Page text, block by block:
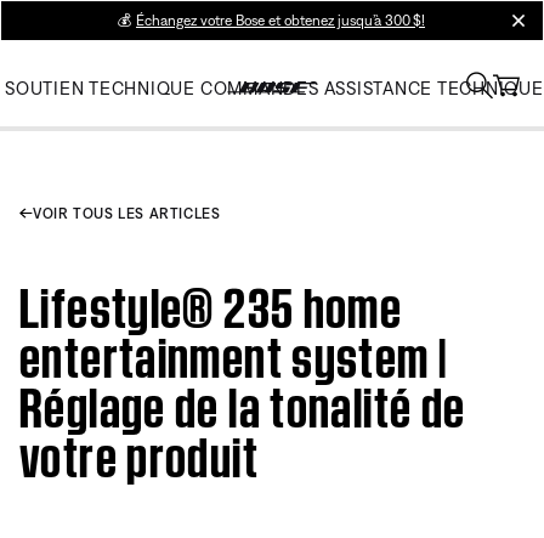
💰 Échangez votre Bose et obtenez jusqu’à 300 $!
SOUTIEN TECHNIQUE COMMANDES ASSISTANCE TECHNIQUE
VOIR TOUS LES ARTICLES
Lifestyle® 235 home
entertainment system |
Réglage de la tonalité de
votre produit